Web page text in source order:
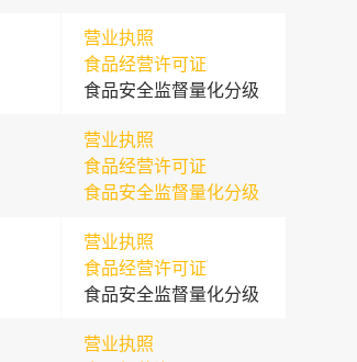
营业执照
食品经营许可证
食品安全监督量化分级
营业执照
食品经营许可证
食品安全监督量化分级
营业执照
食品经营许可证
食品安全监督量化分级
营业执照